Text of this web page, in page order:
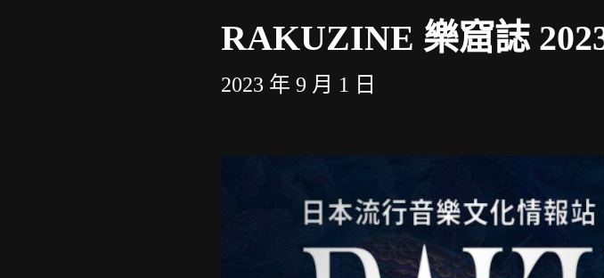
RAKUZINE 樂窟誌
2023 年 9 月 1 日